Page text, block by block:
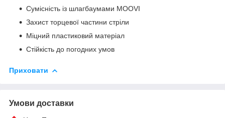
Сумісність із шлагбаумами MOOVI
Захист торцевої частини стріли
Міцний пластиковий матеріал
Стійкість до погодних умов
Приховати
Умови доставки